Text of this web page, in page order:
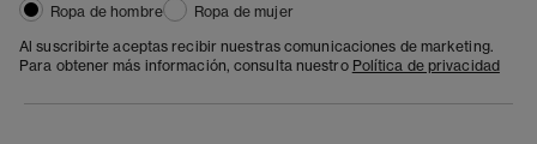
Ropa de hombre
Ropa de mujer
Al suscribirte aceptas recibir nuestras comunicaciones de marketing.
Para obtener más información, consulta nuestro Política de privacidad